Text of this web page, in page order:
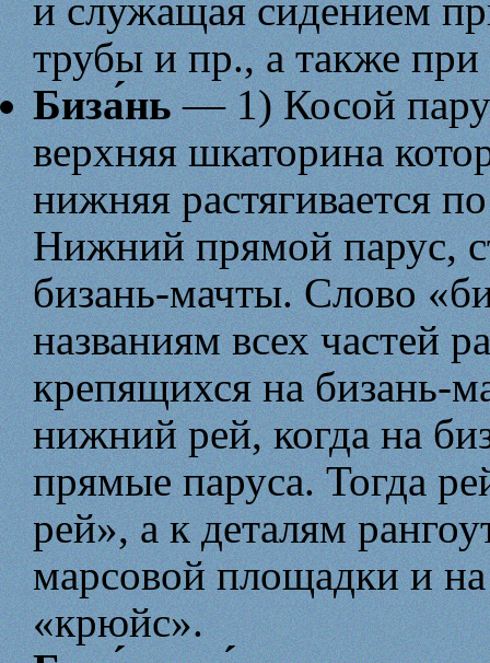
и служащая сидением
трубы и пр., а также при
Биза́нь— 1) Косой
верхняя шкаторина
нижняя растягивается
Нижний прямой парус,
бизань-мачты. Слово
названиям всех частей
крепящихся на бизань-
нижний рей, когда на
прямые паруса. Тогда
рей», а к деталям
марсовой площадки и на
«крюйс».